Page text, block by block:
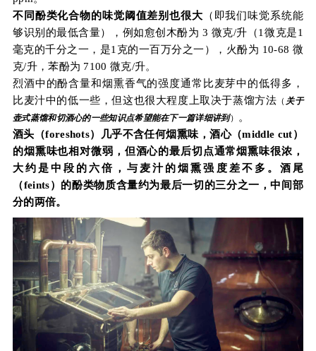
不同酚类化合物的味觉阈值差别也很大 （即我们味觉系统能
够识别的最低含量），例如愈创木酚为 3 微克/升（1微克是1
毫克的千分之一，是1克的一百万分之一），火酚为 10-68 微
克/升，苯酚为 7100 微克/升。
烈酒中的酚含量和烟熏香气的强度通常比麦芽中的低得多，
比麦汁中的低一些，但这也很大程度上取决于蒸馏方法 （ 关于
壶式蒸馏和切酒心的一些知识点希望能在下一篇详细讲到）
。
酒头（foreshots）几乎不含任何烟熏味，酒心（middle cut）
的烟熏味也相对微弱，但酒心的最后切点通常烟熏味很浓，
大约是中段的六倍，与麦汁的烟熏强度差不多。酒尾
（feints）的酚类物质含量约为最后一切的三分之一，中间部
分的两倍。